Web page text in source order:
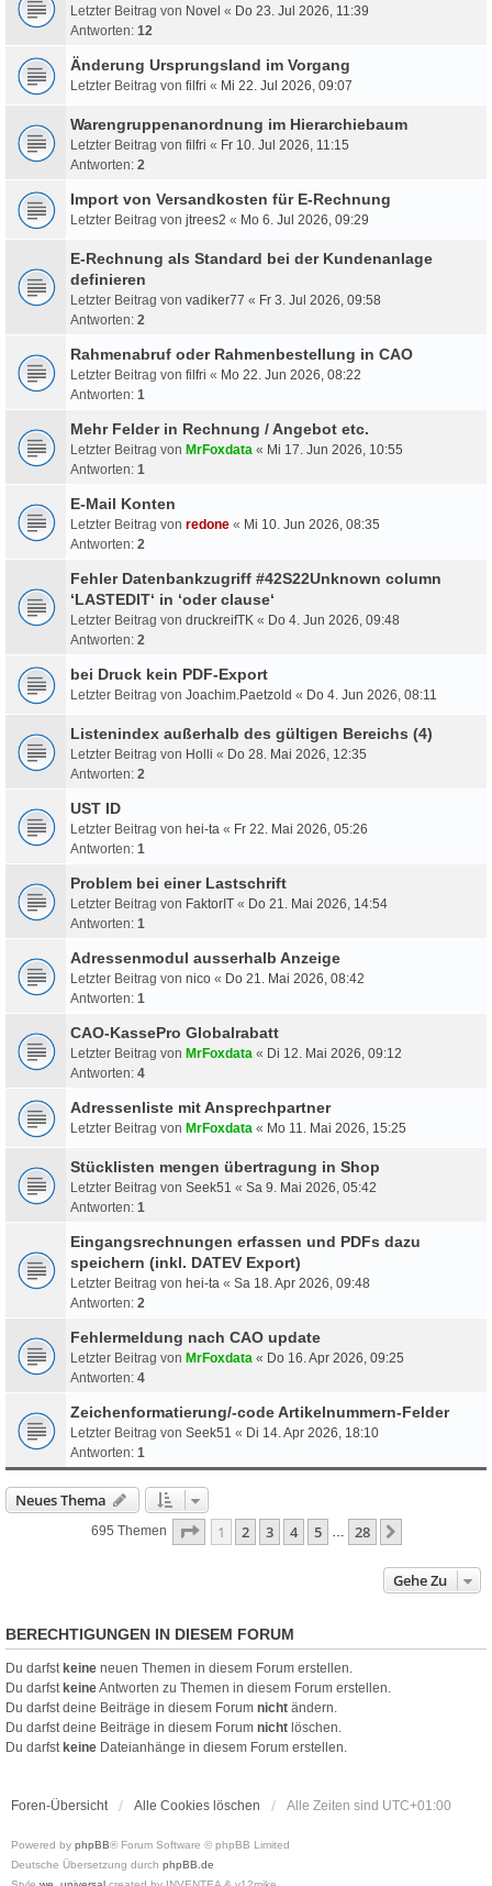
Letzter Beitrag von Novel « Do 23. Jul 2026, 11:39
Antworten: 12
Änderung Ursprungsland im Vorgang
Letzter Beitrag von filfri « Mi 22. Jul 2026, 09:07
Warengruppenanordnung im Hierarchiebaum
Letzter Beitrag von filfri « Fr 10. Jul 2026, 11:15
Antworten: 2
Import von Versandkosten für E-Rechnung
Letzter Beitrag von jtrees2 « Mo 6. Jul 2026, 09:29
E-Rechnung als Standard bei der Kundenanlage
definieren
Letzter Beitrag von vadiker77 « Fr 3. Jul 2026, 09:58
Antworten: 2
Rahmenabruf oder Rahmenbestellung in CAO
Letzter Beitrag von filfri « Mo 22. Jun 2026, 08:22
Antworten: 1
Mehr Felder in Rechnung / Angebot etc.
Letzter Beitrag von MrFoxdata « Mi 17. Jun 2026, 10:55
Antworten: 1
E-Mail Konten
Letzter Beitrag von redone « Mi 10. Jun 2026, 08:35
Antworten: 2
Fehler Datenbankzugriff #42S22Unknown column
‘LASTEDIT‘ in ‘oder clause‘
Letzter Beitrag von druckreifTK « Do 4. Jun 2026, 09:48
Antworten: 2
bei Druck kein PDF-Export
Letzter Beitrag von Joachim.Paetzold « Do 4. Jun 2026, 08:11
Listenindex außerhalb des gültigen Bereichs (4)
Letzter Beitrag von Holli « Do 28. Mai 2026, 12:35
Antworten: 2
UST ID
Letzter Beitrag von hei-ta « Fr 22. Mai 2026, 05:26
Antworten: 1
Problem bei einer Lastschrift
Letzter Beitrag von FaktorIT « Do 21. Mai 2026, 14:54
Antworten: 1
Adressenmodul ausserhalb Anzeige
Letzter Beitrag von nico « Do 21. Mai 2026, 08:42
Antworten: 1
CAO-KassePro Globalrabatt
Letzter Beitrag von MrFoxdata « Di 12. Mai 2026, 09:12
Antworten: 4
Adressenliste mit Ansprechpartner
Letzter Beitrag von MrFoxdata « Mo 11. Mai 2026, 15:25
Stücklisten mengen übertragung in Shop
Letzter Beitrag von Seek51 « Sa 9. Mai 2026, 05:42
Antworten: 1
Eingangsrechnungen erfassen und PDFs dazu
speichern (inkl. DATEV Export)
Letzter Beitrag von hei-ta « Sa 18. Apr 2026, 09:48
Antworten: 2
Fehlermeldung nach CAO update
Letzter Beitrag von MrFoxdata « Do 16. Apr 2026, 09:25
Antworten: 4
Zeichenformatierung/-code Artikelnummern-Felder
Letzter Beitrag von Seek51 « Di 14. Apr 2026, 18:10
Antworten: 1
Neues Thema
695 Themen Seite 1Von 28
1 2 3 4 5 28
Gehe Zu
BERECHTIGUNGEN IN DIESEM FORUM
Du darfst keine neuen Themen in diesem Forum erstellen.
Du darfst keineAntworten zu Themen in diesem Forum erstellen.
Du darfst deine Beiträge in diesem Forum nicht ändern.
Du darfst deine Beiträge in diesem Forum nicht löschen.
Du darfst keine Dateianhänge in diesem Forum erstellen.
Foren-Übersicht Alle Cookies löschen Alle Zeiten sind UTC+01:00
Powered by phpBB® Forum Software © phpBB Limited
Deutsche Übersetzung durch phpBB.de